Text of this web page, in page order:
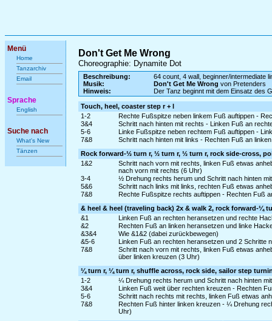
Menü
Home
Tanzarchiv
Email
Sprache
English
Suche nach
What's New
Tänzen
Don't Get Me Wrong
Choreographie: Dynamite Dot
Beschreibung:
64 count, 4 wall, beginner/intermediate
Musik:
Don't Get Me Wrong von Pretenders
Hinweis:
Der Tanz beginnt mit dem Einsatz des
Touch, heel, coaster step r + l
1-2
Rechte Fußspitze neben linkem Fuß auftippen -
3&4
Schritt nach hinten mit rechts - Linken Fuß an
5-6
Linke Fußspitze neben rechtem Fuß auftippen -
7&8
Schritt nach hinten mit links - Rechten Fuß an
Rock forward-½ turn r, ½ turn r, ½ turn r, rock side-cross,
1&2
Schritt nach vorn mit rechts, linken Fuß etwas
nach vorn mit rechts (6 Uhr)
3-4
½ Drehung rechts herum und Schritt nach hinten
5&6
Schritt nach links mit links, rechten Fuß etwas
7&8
Rechte Fußspitze rechts auftippen - Rechten Fuß
& heel & heel (traveling back) 2x & walk 2, rock forward-¼
&1
Linken Fuß an rechten heransetzen und rechte
&2
Rechten Fuß an linken heransetzen und linke
&3&4
Wie &1&2 (dabei zurückbewegen)
&5-6
Linken Fuß an rechten heransetzen und 2 Schritte
7&8
Schritt nach vorn mit rechts, linken Fuß etwas
über linken kreuzen (3 Uhr)
¼ turn r, ¼ turn r, shuffle across, rock side, sailor step
1-2
¼ Drehung rechts herum und Schritt nach hinten
3&4
Linken Fuß weit über rechten kreuzen - Rechten
5-6
Schritt nach rechts mit rechts, linken Fuß etwas
7&8
Rechten Fuß hinter linken kreuzen - ¼ Drehung
Uhr)